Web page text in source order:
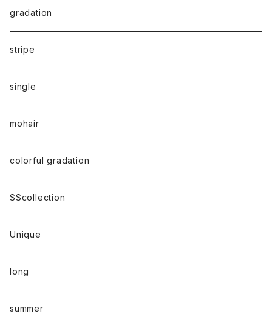
gradation
stripe
single
mohair
colorful gradation
SScollection
Unique
long
summer